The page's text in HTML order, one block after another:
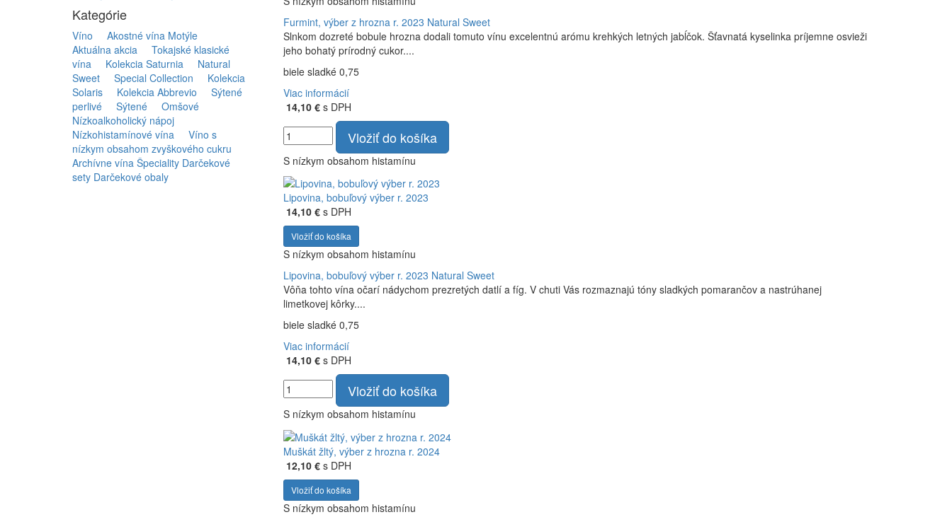
Kategórie
Víno
Akostné vína Motýle
Aktuálna akcia
Tokajské klasické
vína
Kolekcia Saturnia
Natural
Sweet
Special Collection
Kolekcia
Solaris
Kolekcia Abbrevio
Sýtené
perlivé
Sýtené
Omšové
Nízkoalkoholický nápoj
Nízkohistamínové vína
Víno s
nízkym obsahom zvyškového cukru
Archívne vína Špeciality Darčekové
sety Darčekové obaly
Furmint, výber z hrozna r. 2023 Natural Sweet
Slnkom dozreté bobule hrozna dodali tomuto vínu excelentnú arómu krehkých letných jabĺčok. Šťavnatá kyselinka príjemne osvieži
jeho bohatý prírodný cukor....
biele sladké 0,75
Viac informácií
14,10 €s DPH
Vložiť do košíka
S nízkym obsahom histamínu
Lipovina, bobuľový výber r. 2023
14,10 €s DPH
Vložiť do košíka
S nízkym obsahom histamínu
Lipovina, bobuľový výber r. 2023 Natural Sweet
Vôňa tohto vína očarí nádychom prezretých datlí a fíg. V chuti Vás rozmaznajú tóny sladkých pomarančov a nastrúhanej
limetkovej kôrky....
biele sladké 0,75
Viac informácií
14,10 €s DPH
Vložiť do košíka
S nízkym obsahom histamínu
Muškát žltý, výber z hrozna r. 2024
12,10 €s DPH
Vložiť do košíka
S nízkym obsahom histamínu